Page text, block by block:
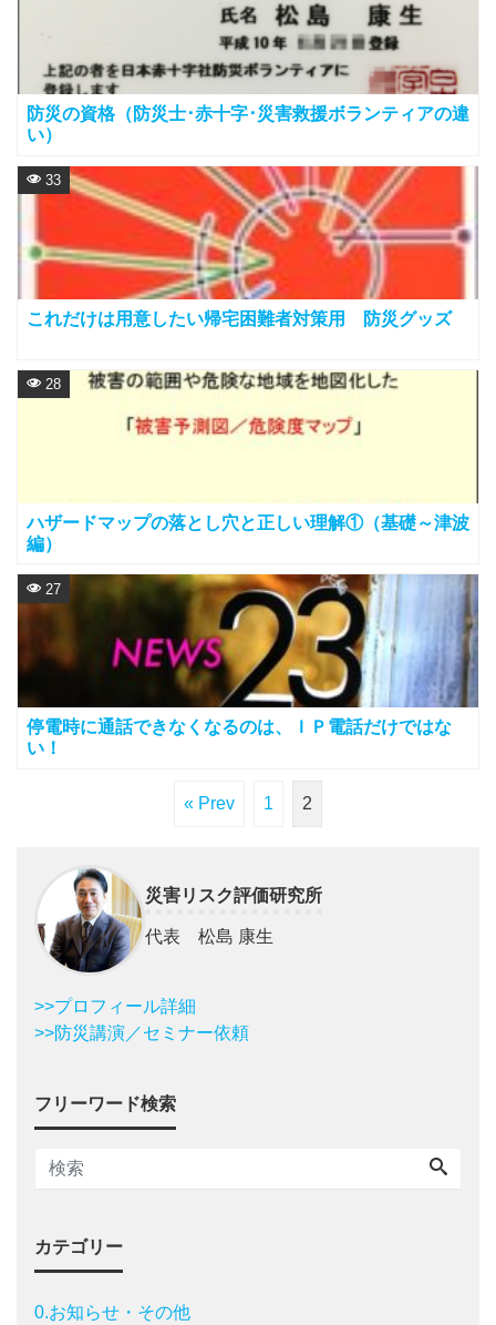
防災の資格（防災士･赤十字･災害救援ボランティアの違
い）
これだけは用意したい帰宅困難者対策用 防災グッズ
33
ハザードマップの落とし穴と正しい理解①（基礎～津波
編）
28
停電時に通話できなくなるのは、ＩＰ電話だけではな
い！
27
« Prev 1 2
災害リスク評価研究所
代表 松島 康生
>>プロフィール詳細
>>防災講演／セミナー依頼
フリーワード検索
カテゴリー
0.お知らせ・その他